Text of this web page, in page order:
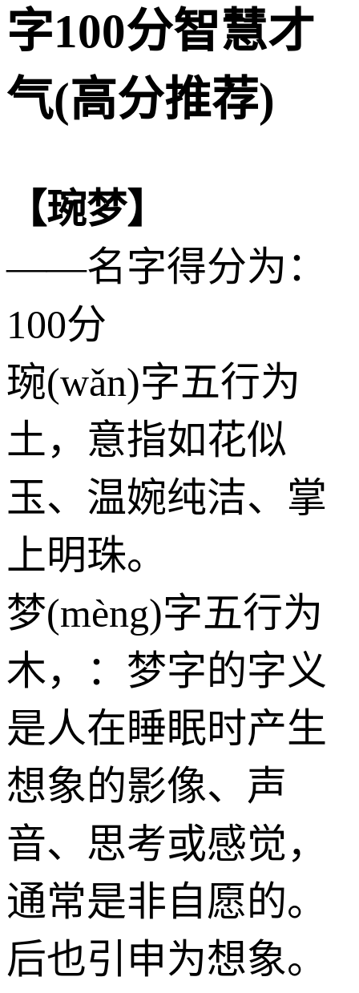
字100分智慧才
气(高分推荐)
【琬梦】
——名字得分为：
100分
琬(wǎn)字五行为
土，意指如花似
玉、温婉纯洁、掌
上明珠。
梦(mèng)字五行为
木，：梦字的字义
是人在睡眠时产生
想象的影像、声
音、思考或感觉，
通常是非自愿的。
后也引申为想象。